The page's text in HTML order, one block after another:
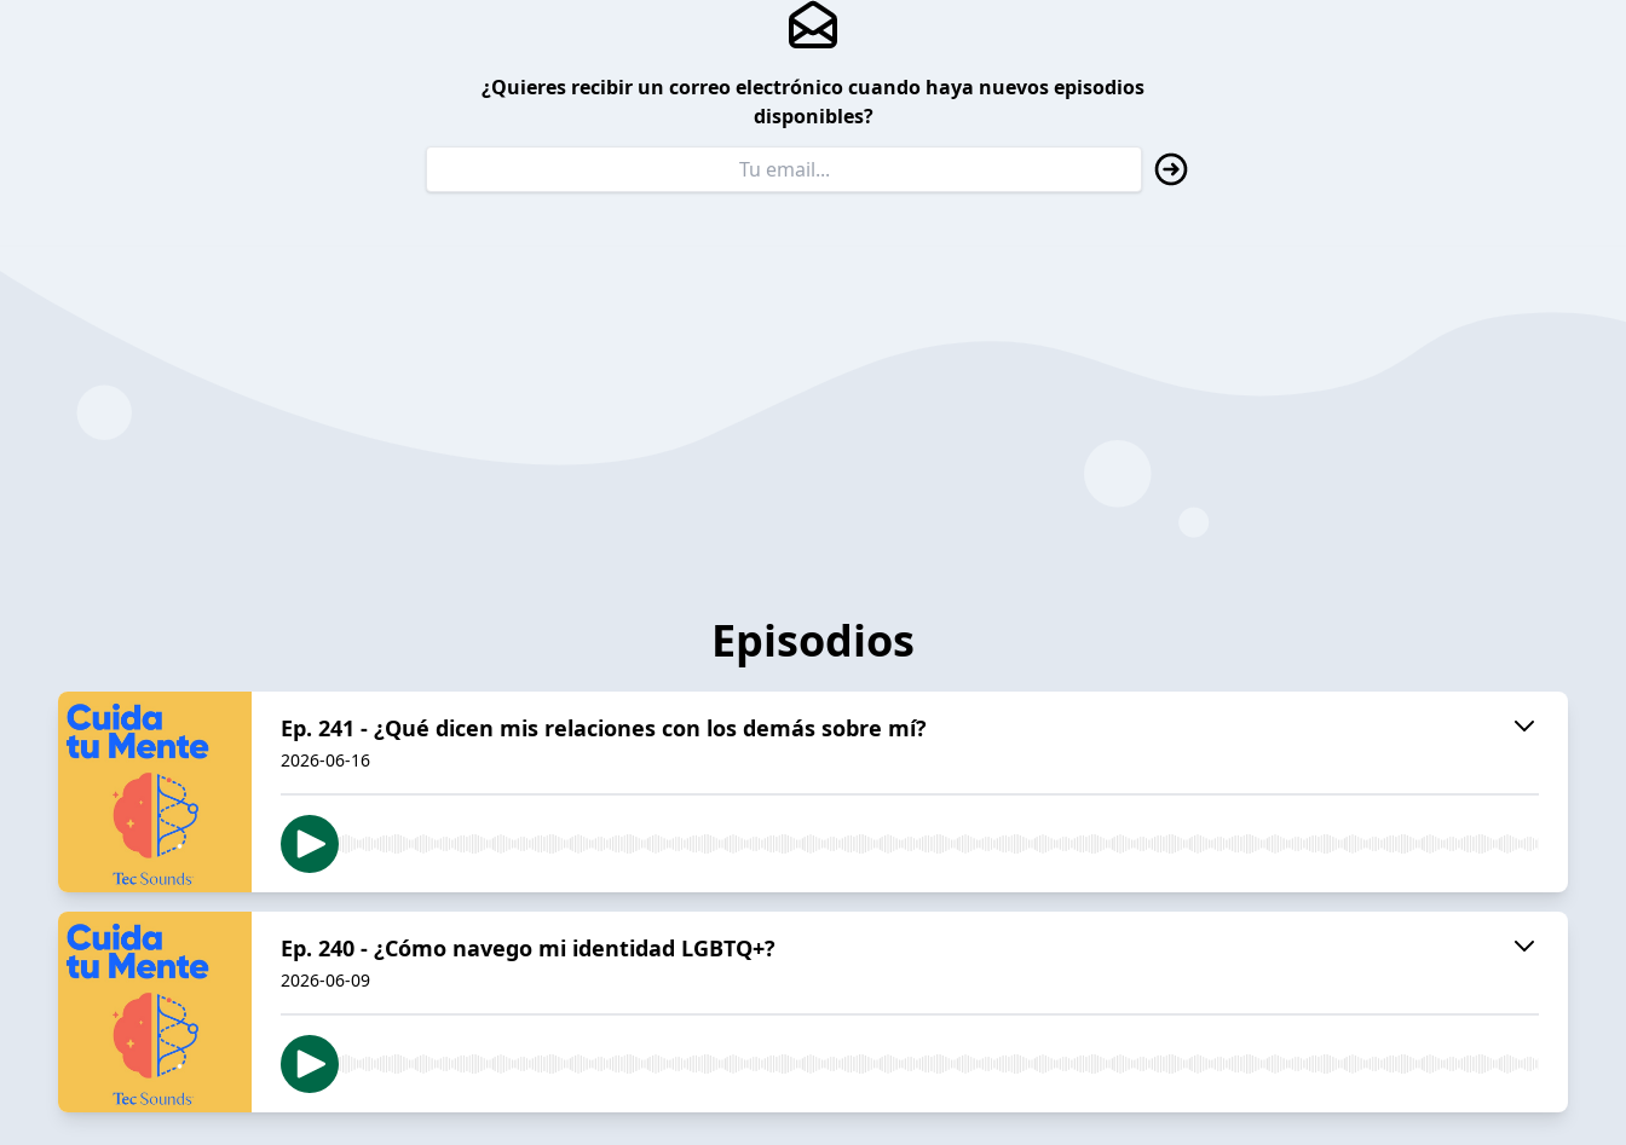
¿Quieres recibir un correo electrónico cuando haya nuevos episodios
disponibles?
Episodios
Ep. 241 - ¿Qué dicen mis relaciones con los demás sobre mí?
2026-06-16
Ep. 240 - ¿Cómo navego mi identidad LGBTQ+?
2026-06-09